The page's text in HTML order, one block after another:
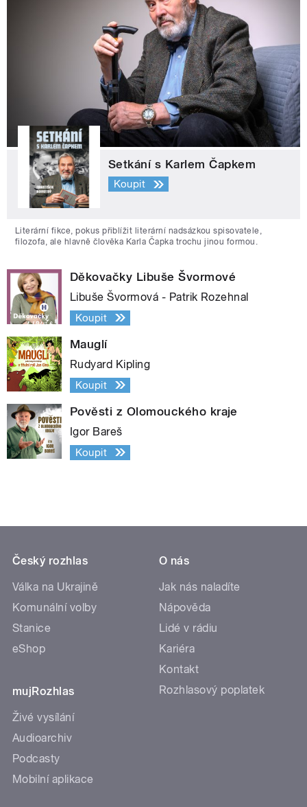
Setkání s Karlem Čapkem
Koupit
Literární fikce, pokus přiblížit literární nadsázkou spisovatele,
filozofa, ale hlavně člověka Karla Čapka trochu jinou formou.
Děkovačky Libuše Švormové
Libuše Švormová - Patrik Rozehnal
Koupit
Mauglí
Rudyard Kipling
Koupit
Pověsti z Olomouckého kraje
Igor Bareš
Koupit
Český rozhlas
Válka na Ukrajině
Komunální volby
Stanice
eShop
mujRozhlas
Živé vysílání
Audioarchiv
Podcasty
Mobilní aplikace
O nás
Jak nás naladíte
Nápověda
Lidé v rádiu
Kariéra
Kontakt
Rozhlasový poplatek